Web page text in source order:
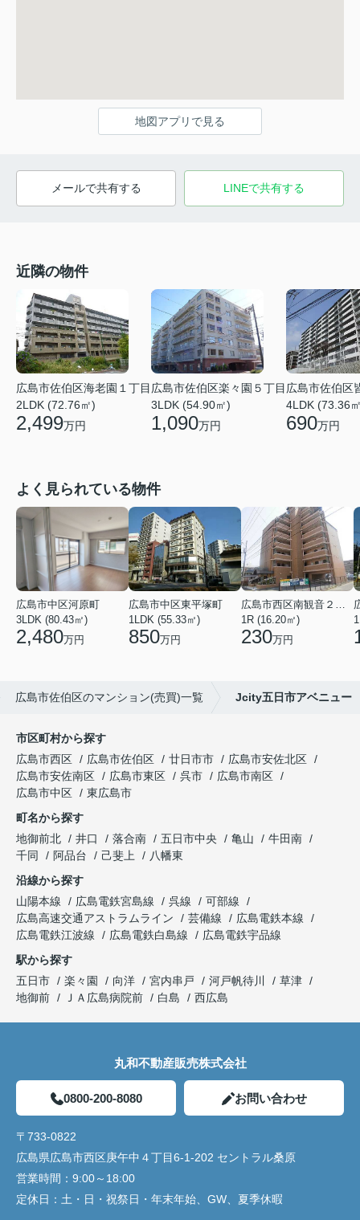
地図アプリで見る
メールで共有する LINEで共有する
近隣の物件
広島市佐伯区海老園１丁目
2LDK (72.76㎡)
2,499万円
広島市佐伯区楽々園５丁目
3LDK (54.90㎡)
1,090万円
広島市佐伯区
4LDK (73.36
690万円
よく見られている物件
広島市中区河原町
3LDK (80.43㎡)
2,480万円
広島市中区東平塚町
1LDK (55.33㎡)
850万円
広島市西区南観音２丁目
1R (16.20㎡)
230万円
広島市佐伯区のマンション(売買)一覧 Jcity五日市アベニュー
市区町村から探す
広島市西区
広島市佐伯区 廿日市市
広島市安佐北区
広島市安佐南区
広島市東区 呉市
広島市南区
広島市中区
東広島市
町名から探す
地御前北
井口 落合南 五日市中央 亀山
牛田南
千同
阿品台 己斐上
八幡東
沿線から探す
山陽本線
広島電鉄宮島線 呉線
可部線
広島高速交通アストラムライン
芸備線
広島電鉄本線
広島電鉄江波線
広島電鉄白島線
広島電鉄宇品線
駅から探す
五日市
楽々園 向洋 宮内串戸 河戸帆待川
草津
地御前
ＪＡ広島病院前 白島 西広島
丸和不動産販売株式会社
0800-200-8080 お問い合わせ
〒733-0822
広島県広島市西区庚午中４丁目6-1-202 セントラル桑原
営業時間： 9:00～18:00
定休日： 土・日・祝祭日・年末年始、GW、夏季休暇